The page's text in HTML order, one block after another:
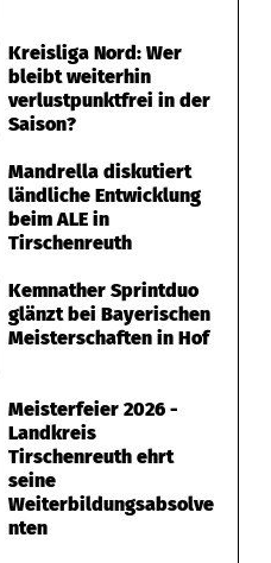
Kreisliga Nord: Wer
bleibt weiterhin
verlustpunktfrei in der
Saison?
Mandrella diskutiert
ländliche Entwicklung
beim ALE in
Tirschenreuth
Kemnather Sprintduo
glänzt bei Bayerischen
Meisterschaften in Hof
Meisterfeier 2026 -
Landkreis
Tirschenreuth ehrt
seine
Weiterbildungsabsolve
nten